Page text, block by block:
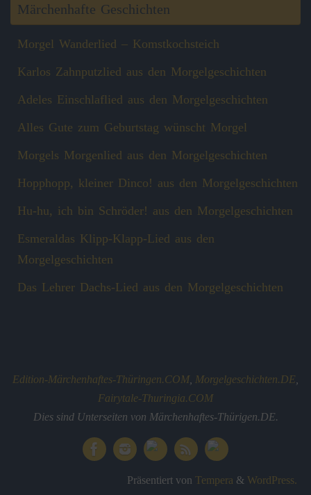
Märchenhafte Geschichten
Morgel Wanderlied – Komstkochsteich
Karlos Zahnputzlied aus den Morgelgeschichten
Adeles Einschlaflied aus den Morgelgeschichten
Alles Gute zum Geburtstag wünscht Morgel
Morgels Morgenlied aus den Morgelgeschichten
Hopphopp, kleiner Dinco! aus den Morgelgeschichten
Hu-hu, ich bin Schröder! aus den Morgelgeschichten
Esmeraldas Klipp‑Klapp‑Lied aus den
Morgelgeschichten
Das Lehrer Dachs-Lied aus den Morgelgeschichten
Edition-Märchenhaftes-Thüringen.COM, Morgelgeschichten.DE,
Fairytale-Thuringia.COM
Dies sind Unterseiten von Märchenhaftes-Thürigen.DE.
Präsentiert von Tempera & WordPress.